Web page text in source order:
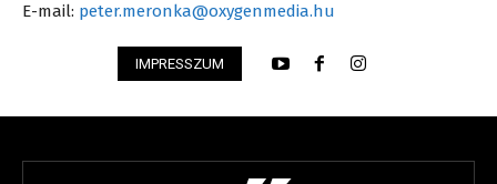
E-mail: peter.meronka@oxygenmedia.hu
IMPRESSZUM